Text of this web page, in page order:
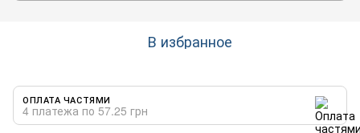
В избранное
ОПЛАТА ЧАСТЯМИ
4 платежа по 57.25 грн